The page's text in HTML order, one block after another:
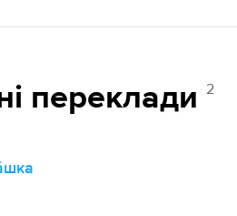
переклади 2